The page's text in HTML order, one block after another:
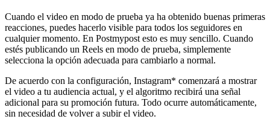
Cuando el video en modo de prueba ya ha obtenido buenas primeras
reacciones, puedes hacerlo visible para todos los seguidores en
cualquier momento. En Postmypost esto es muy sencillo. Cuando
estés publicando un Reels en modo de prueba, simplemente
selecciona la opción adecuada para cambiarlo a normal.
De acuerdo con la configuración, Instagram* comenzará a mostrar
el video a tu audiencia actual, y el algoritmo recibirá una señal
adicional para su promoción futura. Todo ocurre automáticamente,
sin necesidad de volver a subir el video.